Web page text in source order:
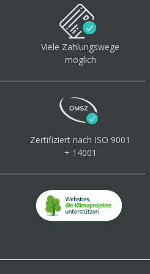
Viele Zahlungswege
möglich
Zertifiziert nach ISO 9001
+ 14001